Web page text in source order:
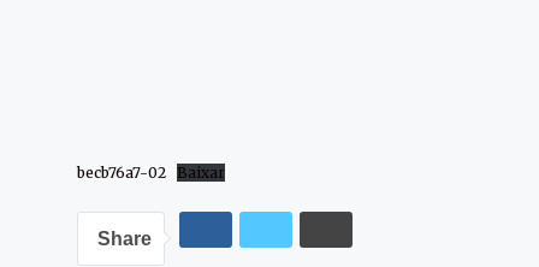
becb76a7-02 Baixar
Share